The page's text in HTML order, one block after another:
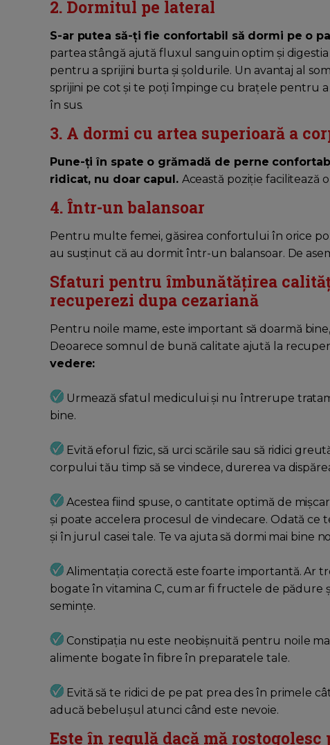
2. Dormitul pe lateral
S-ar putea să-ți fie confortabil să dormi pe o
partea stângă ajută fluxul sanguin optim și
pentru a sprijini burta și șoldurile. Un avantaj al
sprijini pe cot și te poți împinge cu brațele pentru
în sus.
3. A dormi cu artea superioară a
Pune-ți în spate o grămadă de perne
ridicat, nu doar capul. Această poziție facilitează
4. Într-un balansoar
Pentru multe femei, găsirea confortului în orice
au susținut că au dormit într-un balansoar. De
Sfaturi pentru îmbunătățirea
recuperezi dupa cezariană
Pentru noile mame, este important să doarmă
Deoarece somnul de bună calitate ajută la
vedere:
Urmează sfatul medicului și nu întrerupe
bine.
Evită eforul fizic, să urci scările sau să ridici
corpului tău timp să se vindece, durerea va
Acestea fiind spuse, o cantitate optimă de
și poate accelera procesul de vindecare. Odată
și în jurul casei tale. Te va ajuta să dormi mai bine
Alimentația corectă este foarte importantă. Ar
bogate în vitamina C, cum ar fi fructele de pădure
semințe.
Constipația nu este neobișnuită pentru noile
alimente bogate în fibre în preparatele tale.
Evită să te ridici de pe pat prea des în primele
aducă bebelușul atunci când este nevoie.
Este în regulă dacă mă